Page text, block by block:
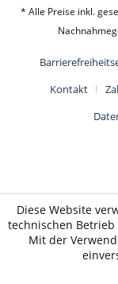
* Alle Preise inkl.
Kontakt
Diese Website
technischen
Mit der